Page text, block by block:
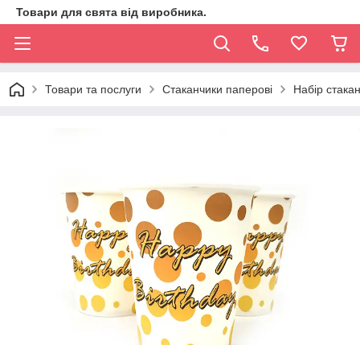
Товари для свята від виробника.
Товари та послуги Стаканчики паперові Набір